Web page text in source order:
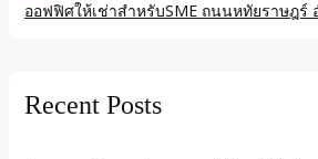
Recent Posts